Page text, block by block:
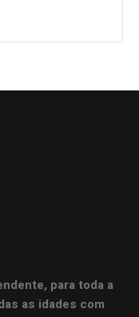
para toda a
as idades com